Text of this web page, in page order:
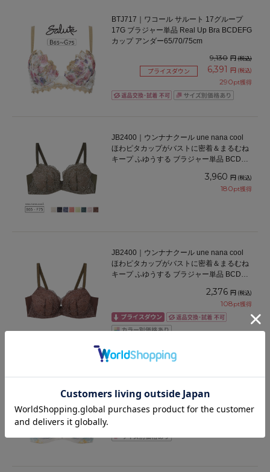
BTJ717｜ワコール サルート 17グループ
17G ブラジャー単品 Real Up Bra BCDEFG
カップ アンダー65/70/75cm
9,130 円(税込)
プライスダウン 6,391 円 (税込)
290pt獲得
JB2400｜ウンナナクール une nana cool
ほわピタカップがバストに密着＆まるむね
キープ ふゆうする ブラジャー単品 BCDEF
3,960 円 (税込)
180pt獲得
JB2400｜ウンナナクール une nana cool
ほわピタカップがバストに密着＆まるむね
キープ ふゆうする ブラジャー単品 BCDEF
2,376 円 (税込)
108pt獲得
ンダー65/70/75/80/85cm
7,040 円(税込)